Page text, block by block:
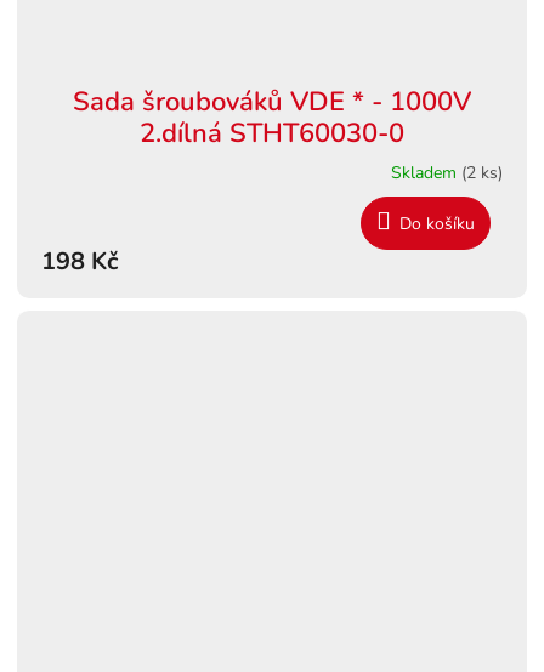
Sada šroubováků VDE * - 1000V
2.dílná STHT60030-0
Skladem (2 ks)
198 Kč
Do košíku